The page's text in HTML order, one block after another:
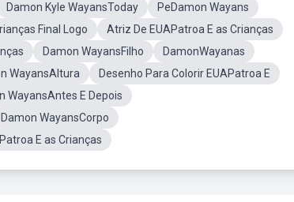
Damon Kyle WayansToday
PeDamon Wayans
Final Logo
Atriz De EUAPatroa E as Crianças
Damon WayansFilho
DamonWayanas
WayansAltura
Desenho Para Colorir EUAPatroa E
WayansAntes E Depois
Damon WayansCorpo
E as Crianças